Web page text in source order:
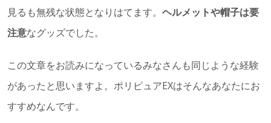
見るも無残な状態となりはてます。 ヘルメットや帽子は要
注意なグッズでした。
この文章をお読みになっているみなさんも同じような経験
があったと思いますよ。ポリピュアEXはそんなあなたにお
すすめなんです。